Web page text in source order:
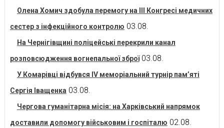
Олена Хомич здобула перемогу на ІІІ Конгресі медичних
сестер з інфекційного контролю 03.08.
На Чернігівщині поліцейські перекрили канал
розповсюдження вогнепальної зброї 03.08.
У Комарівці відбувся IV меморіальний турнір пам’яті
Сергія Іващенка 03.08.
Чергова гуманітарна місія: на Харківський напрямок
доставили допомогу військовим і госпіталю 02.08.